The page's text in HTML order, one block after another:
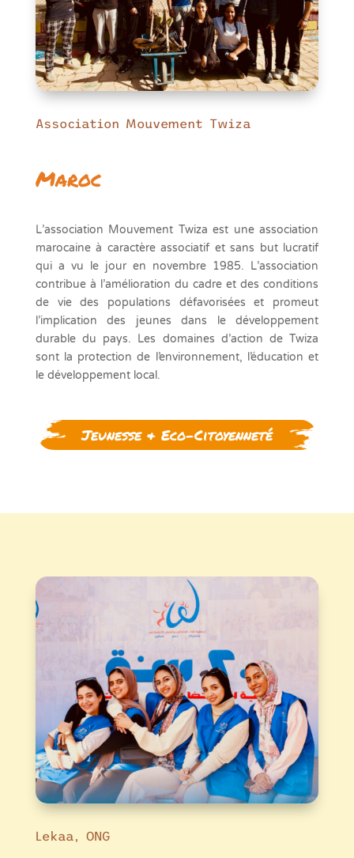
Association Mouvement Twiza
Maroc
L’association Mouvement Twiza est une association
marocaine à caractère associatif et sans but lucratif
qui a vu le jour en novembre 1985. L’association
contribue à l’amélioration du cadre et des conditions
de vie des populations défavorisées et promeut
l’implication des jeunes dans le développement
durable du pays. Les domaines d’action de Twiza
sont la protection de l’environnement, l’éducation et
le développement local.
Jeunesse & Eco-Citoyenneté
Lekaa, ONG